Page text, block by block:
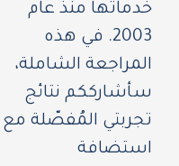
خدماتها منذ عام
2003. في هذه
المراجعة الشاملة،
سأشارككم نتائج
تجربتي المُفصّلة مع
استضافة